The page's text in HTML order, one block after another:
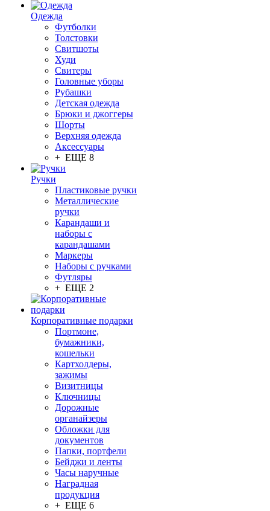
Одежда
Футболки
Толстовки
Свитшоты
Худи
Свитеры
Головные уборы
Рубашки
Детская одежда
Брюки и джоггеры
Шорты
Верхняя одежда
Аксессуары
+ ЕЩЕ 8
Ручки
Пластиковые ручки
Металлические
ручки
Карандаши и
наборы с
карандашами
Маркеры
Наборы с ручками
Футляры
+ ЕЩЕ 2
Корпоративные подарки
Портмоне,
бумажники,
кошельки
Картхолдеры,
зажимы
Визитницы
Ключницы
Дорожные
органайзеры
Обложки для
документов
Папки, портфели
Бейджи и ленты
Часы наручные
Наградная
продукция
+ ЕЩЕ 6